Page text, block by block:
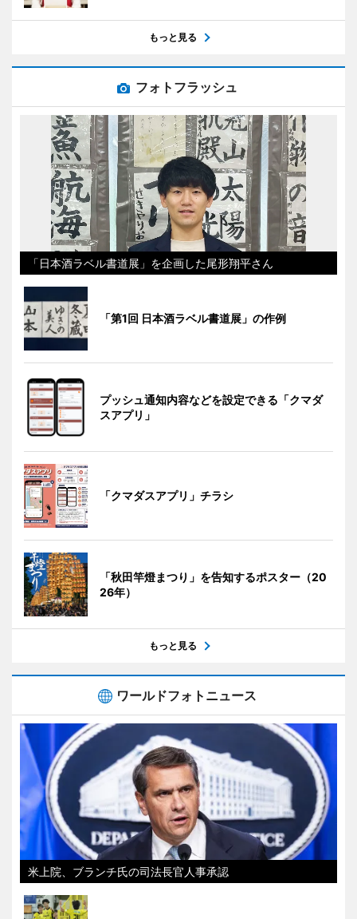
もっと見る
フォトフラッシュ
「日本酒ラベル書道展」を企画した尾形翔平さん
「第1回 日本酒ラベル書道展」の作例
プッシュ通知内容などを設定できる「クマダ
スアプリ」
「クマダスアプリ」チラシ
「秋田竿燈まつり」を告知するポスター（20
26年）
もっと見る
ワールドフォトニュース
米上院、ブランチ氏の司法長官人事承認